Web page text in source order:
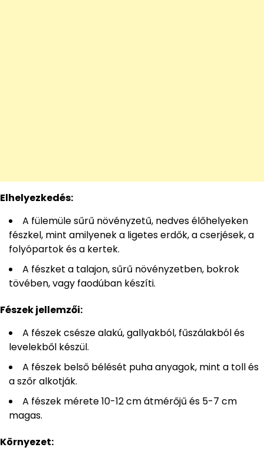
Elhelyezkedés:
A fülemüle sűrű növényzetű, nedves élőhelyeken
fészkel, mint amilyenek a ligetes erdők, a cserjések, a
folyópartok és a kertek.
A fészket a talajon, sűrű növényzetben, bokrok
tövében, vagy faodúban készíti.
Fészek jellemzői:
A fészek csésze alakú, gallyakból, fűszálakból és
levelekből készül.
A fészek belső bélését puha anyagok, mint a toll és
a szőr alkotják.
A fészek mérete 10-12 cm átmérőjű és 5-7 cm
magas.
Környezet: